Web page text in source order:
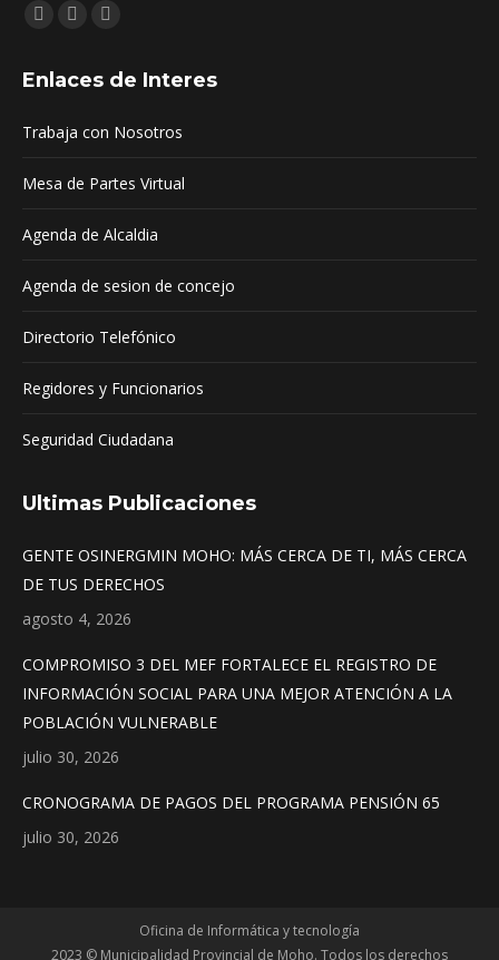
Encuéntranos en:
Facebook
opens
new
YouTube
opens
new
Mail
opens
new
Enlaces de Interes
Trabaja con Nosotros
Mesa de Partes Virtual
Agenda de Alcaldia
Agenda de sesion de concejo
Directorio Telefónico
Regidores y Funcionarios
Seguridad Ciudadana
Ultimas Publicaciones
GENTE OSINERGMIN MOHO: MÁS CERCA DE TI, MÁS CERCA
DE TUS DERECHOS
agosto 4, 2026
COMPROMISO 3 DEL MEF FORTALECE EL REGISTRO DE
INFORMACIÓN SOCIAL PARA UNA MEJOR ATENCIÓN A LA
POBLACIÓN VULNERABLE
julio 30, 2026
CRONOGRAMA DE PAGOS DEL PROGRAMA PENSIÓN 65
julio 30, 2026
Oficina de Informática y tecnología
2023 © Municipalidad Provincial de Moho. Todos los derechos